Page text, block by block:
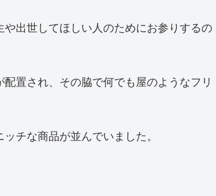
出世してほしい人のためにお参りするの
置され、その脇で何でも屋のようなフリ
チな商品が並んでいました。